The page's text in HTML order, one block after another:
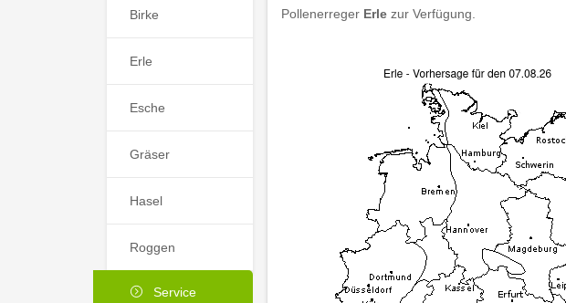
Birke
Erle
Esche
Gräser
Hasel
Roggen
Service
Pollenerreger Erle zur Verfügung.